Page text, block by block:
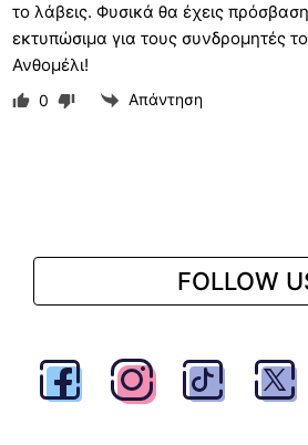
το λάβεις. Φυσικά θα έχεις
εκτυπώσιμα για τους συνδρομητές
Ανθομέλι!
0 Απάντηση
FOLLOW